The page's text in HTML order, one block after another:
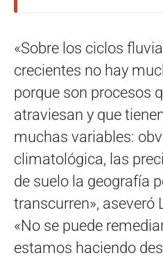
«Sobre los ciclos
crecientes no hay
porque son procesos
atraviesan y que
muchas variables:
climatológica, las
de suelo la geografía
transcurren», aseveró
«No se puede
estamos haciendo